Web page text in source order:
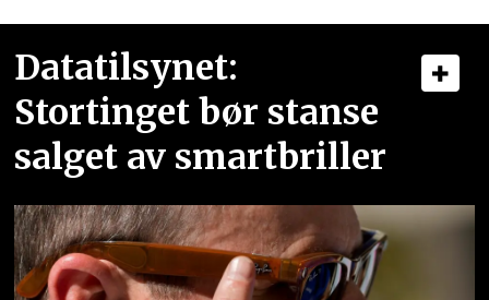
Datatilsynet:
Stortinget bør stanse
salget av smartbriller